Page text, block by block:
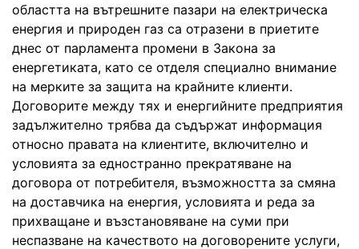
областта на вътрешните пазари на електрическа
енергия и природен газ са отразени в приетите
днес от парламента промени в Закона за
енергетиката, като се отделя специално внимание
на мерките за защита на крайните клиенти.
Договорите между тях и енергийните предприятия
задължително трябва да съдържат информация
относно правата на клиентите, включително и
условията за едностранно прекратяване на
договора от потребителя, възможността за смяна
на доставчика на енергия, условията и реда за
прихващане и възстановяване на суми при
неспазване на качеството на договорените услуги,